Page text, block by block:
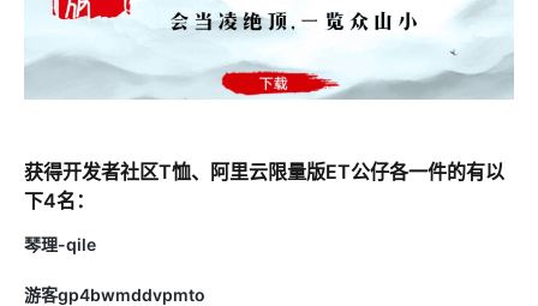
获得开发者社区T恤、阿里云限量版ET公仔各一件的有以
下4名：
琴理-qile
游客gp4bwmddvpmto